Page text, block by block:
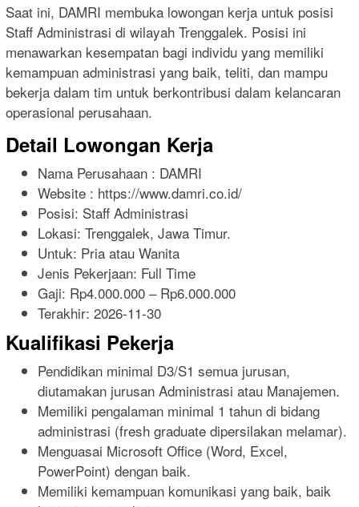
Saat ini, DAMRI membuka lowongan kerja untuk posisi
Staff Administrasi di wilayah Trenggalek. Posisi ini
menawarkan kesempatan bagi individu yang memiliki
kemampuan administrasi yang baik, teliti, dan mampu
bekerja dalam tim untuk berkontribusi dalam kelancaran
operasional perusahaan.
Detail Lowongan Kerja
Nama Perusahaan : DAMRI
Website : https://www.damri.co.id/
Posisi: Staff Administrasi
Lokasi: Trenggalek, Jawa Timur.
Untuk: Pria atau Wanita
Jenis Pekerjaan: Full Time
Gaji: Rp4.000.000 – Rp6.000.000
Terakhir: 2026-11-30
Kualifikasi Pekerja
Pendidikan minimal D3/S1 semua jurusan,
diutamakan jurusan Administrasi atau Manajemen.
Memiliki pengalaman minimal 1 tahun di bidang
administrasi (fresh graduate dipersilakan melamar).
Menguasai Microsoft Office (Word, Excel,
PowerPoint) dengan baik.
Memiliki kemampuan komunikasi yang baik, baik